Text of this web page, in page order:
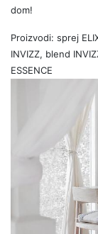
dom!
Proizvodi: sprej
INVIZZ, blend
ESSENCE